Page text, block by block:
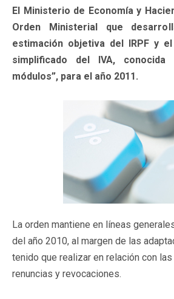
El Ministerio de Economía y
Orden Ministerial que
estimación objetiva del IRPF y
simplificado del IVA, conocida
módulos”, para el año 2011.
La orden mantiene en líneas
del año 2010, al margen de las
tenido que realizar en relación con
renuncias y revocaciones.